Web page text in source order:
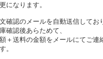
になります。
文確認のメールを自動送信してお
確認後あらためて、
＋送料の金額をメールにてご連
。